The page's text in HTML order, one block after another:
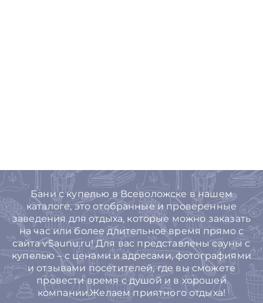
Бани с купелью в Всеволожске в нашем
каталоге, это отобранные и проверенные
заведения для отдыха, которые можно заказать
на час или более длительное время прямо с
сайта vSaunu.ru! Для вас представлены сауны с
купелью – с ценами и адресами, фотографиями
и отзывами посетителей, где вы сможете
провести время с душой и в хорошей
компании.Желаем приятного отдыха!